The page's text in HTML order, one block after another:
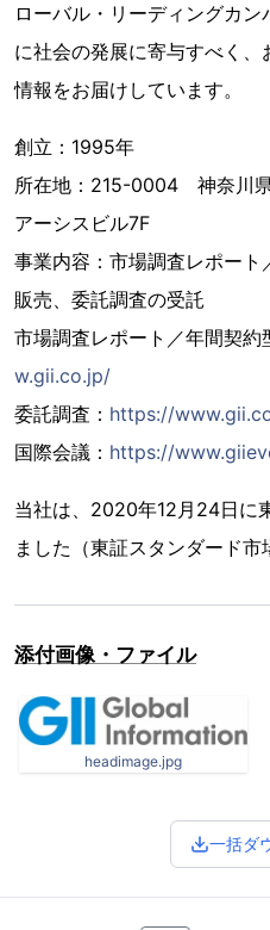
ローバル・リーディングカ
に社会の発展に寄与すべく
情報をお届けしています。
創立：1995年
所在地：215-0004 神奈川
アーシスビル7F
事業内容：市場調査レポー
販売、委託調査の受託
市場調査レポート／年間契約
w.gii.co.jp/
委託調査： https://
国際会議： https://
当社は、2020年12月24日に
ました（東証スタンダード市
添付画像・ファイル
headimage.jpg
一括ダ